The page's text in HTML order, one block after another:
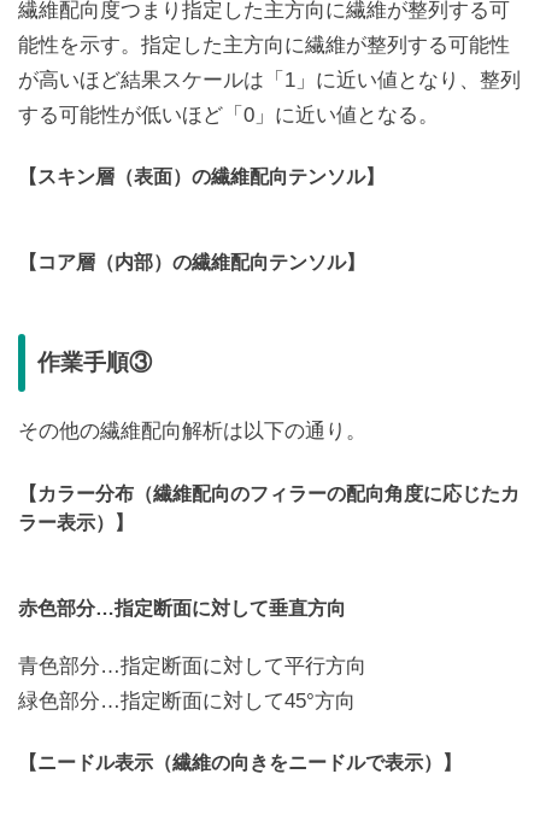
繊維配向度つまり指定した主方向に繊維が整列する可
能性を示す。指定した主方向に繊維が整列する可能性
が高いほど結果スケールは「1」に近い値となり、整列
する可能性が低いほど「0」に近い値となる。
【スキン層（表面）の繊維配向テンソル】
【コア層（内部）の繊維配向テンソル】
作業手順③
その他の繊維配向解析は以下の通り。
【カラー分布（繊維配向のフィラーの配向角度に応じたカ
ラー表示）】
赤色部分…指定断面に対して垂直方向
青色部分…指定断面に対して平行方向
緑色部分…指定断面に対して45°方向
【ニードル表示（繊維の向きをニードルで表示）】